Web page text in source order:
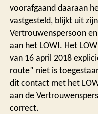
voorafgaand daaraan
vastgesteld, blijkt uit
Vertrouwenspersoon
aan het LOWI. Het
van 16 april 2018
route” niet is
dit contact met het
aan de
correct.